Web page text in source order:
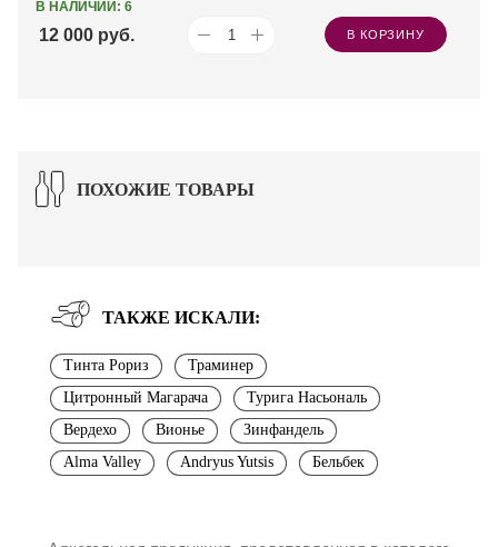
В НАЛИЧИИ: 6
12 000 руб. В КОРЗИНУ
ПОХОЖИЕ ТОВАРЫ
ТАКЖЕ ИСКАЛИ:
Тинта Рориз
Траминер
Цитронный Магарача
Турига Насьональ
Вердехо
Вионье
Зинфандель
Alma Valley
Andryus Yutsis Бельбек